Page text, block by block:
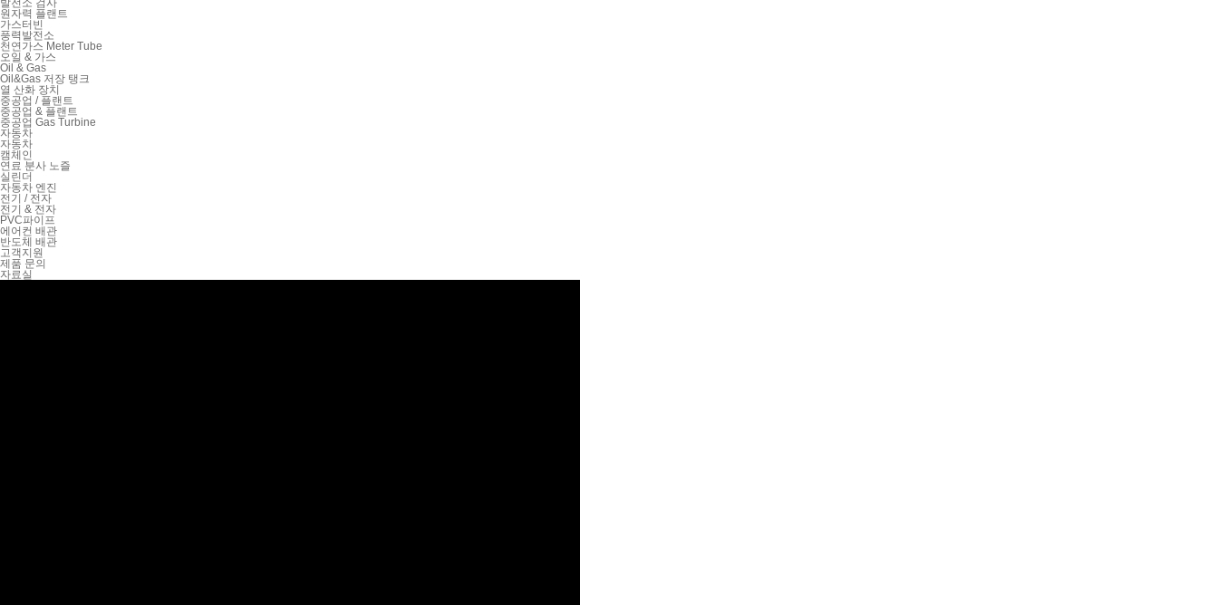
원자력 플랜트
가스터빈
풍력발전소
천연가스 Meter Tube
오일 & 가스
Oil & Gas
Oil&Gas 저장 탱크
열 산화 장치
중공업 / 플랜트
중공업 & 플랜트
중공업 Gas Turbine
자동차
자동차
캠체인
연료 분사 노즐
실린더
자동차 엔진
전기 / 전자
전기 & 전자
PVC파이프
에어컨 배관
반도체 배관
고객지원
제품 문의
자료실